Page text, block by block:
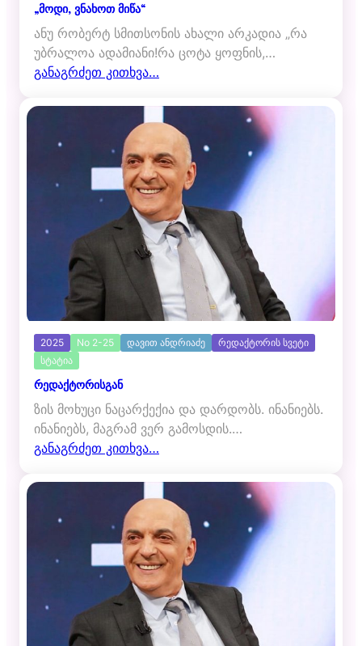
„მოდი, ვნახოთ მიწა“
ანუ რობერტ სმითსონის ახალი არკადია „რა
უბრალოა ადამიანი!რა ცოტა ყოფნის,…
განაგრძეთ კითხვა…
2025 No 2-25 დავით ანდრიაძე
რედაქტორის სვეტი
სტატია
რედაქტორისგან
ზის მოხუცი ნაცარქექია და დარდობს. ინანიებს.
ინანიებს, მაგრამ ვერ გამოსდის.…
განაგრძეთ კითხვა…